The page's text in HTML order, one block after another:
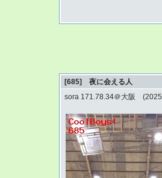
[685] 夜に会える人
sora 171.78.34＠大阪